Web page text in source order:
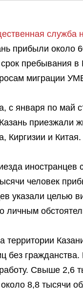
служба
прибыли около
пребывания
миграции
января по май
приезжали
Киргизии и Китая.
иностранцев
человек
указали целью
личным
территории
без
Свыше 2,6
8,8 тысячи